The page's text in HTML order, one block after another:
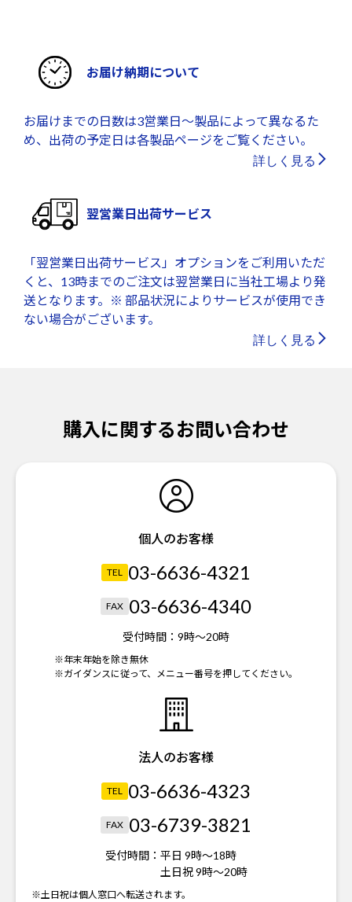
お届け納期について
お届けまでの日数は3営業日～製品によって異なるた
め、出荷の予定日は各製品ページをご覧ください。
詳しく見る
翌営業日出荷サービス
「翌営業日出荷サービス」オプションをご利用いただ
くと、13時までのご注文は翌営業日に当社工場より発
送となります。※ 部品状況によりサービスが使用でき
ない場合がございます。
詳しく見る
購入に関するお問い合わせ
個人のお客様
TEL 03-6636-4321
FAX 03-6636-4340
受付時間： 9時～20時
※年末年始を除き無休
※ガイダンスに従って、メニュー番号を押してください。
法人のお客様
TEL 03-6636-4323
FAX 03-6739-3821
受付時間： 平日 9時～18時
土日祝 9時～20時
※土日祝は個人窓口へ転送されます。